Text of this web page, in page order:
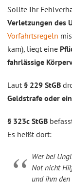
Sollte Ihr
Verletzungen des
Vorfahrtsregeln
kam), liegt eine
fahrlässige
Laut § 229 StGB
Geldstrafe oder
§ 323c StGB
Es heißt dort:
Wer bei
Not nicht
und ihm